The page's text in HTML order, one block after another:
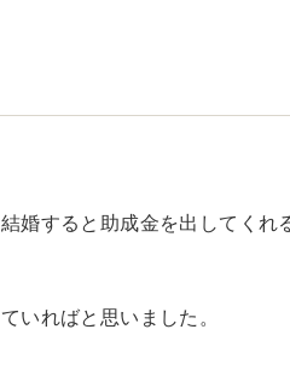
婚すると助成金を出してくれ
いればと思いました。